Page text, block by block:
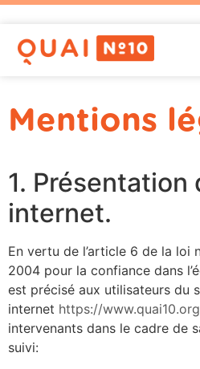
Mentions
1. Présentation
internet.
En vertu de l’article 6 de la loi
2004 pour la confiance dans
est précisé aux utilisateurs du
internet https://www.quai10.org
intervenants dans le cadre de
suivi: